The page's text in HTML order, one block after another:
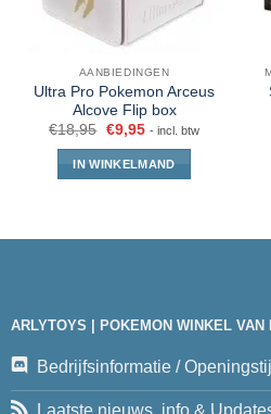
AANBIEDINGEN
Ultra Pro Pokemon Arceus
Alcove Flip box
€18,95 €9,95 - incl. btw
IN WINKELMAND
ARLYTOYS | POKEMON WINKEL VAN
Bedrijfsinformatie /